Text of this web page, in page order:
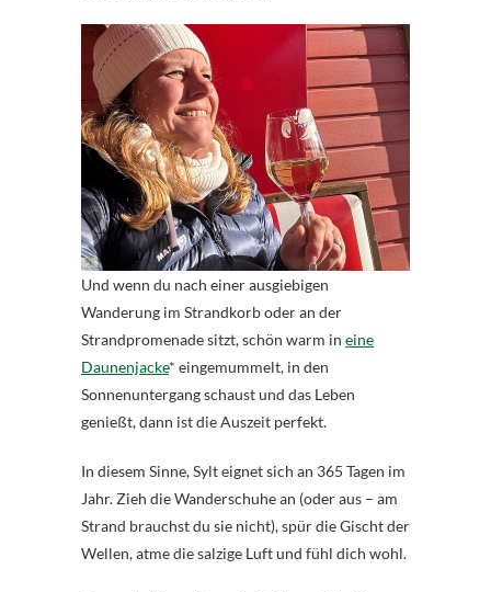
Und wenn du nach einer ausgiebigen
Wanderung im Strandkorb oder an der
Strandpromenade sitzt, schön warm in eine
Daunenjacke* eingemummelt, in den
Sonnenuntergang schaust und das Leben
genießt, dann ist die Auszeit perfekt.
In diesem Sinne, Sylt eignet sich an 365 Tagen im
Jahr. Zieh die Wanderschuhe an (oder aus – am
Strand brauchst du sie nicht), spür die Gischt der
Wellen, atme die salzige Luft und fühl dich wohl.